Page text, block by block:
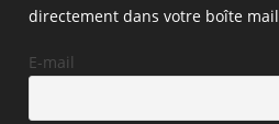
directement dans votre boîte mail
E-mail